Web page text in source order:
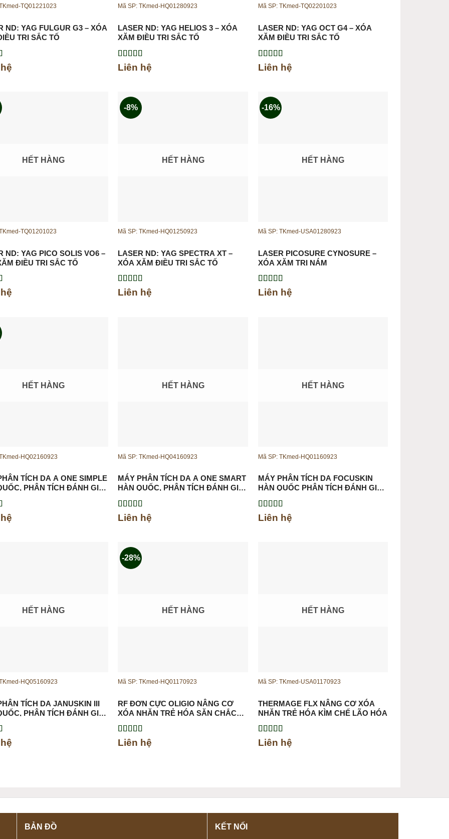
TQ01221023
ND: YAG FULGUR G3 – XÓA
TRỊ SẮC TỐ
5
Mã SP: TKmed-HQ01280923
LASER ND: YAG HELIOS 3 – XÓA
XĂM ĐIỀU TRỊ SẮC TỐ
Được xếp
hạng5.005
Liên hệ
Mã SP: TKmed-TQ02201023
LASER ND: YAG OCT G4 – XÓA
XĂM ĐIỀU TRỊ SẮC TỐ
Được xếp
hạng5.005
Liên hệ
HẾT HÀNG
TQ01201023
ND: YAG PICO SOLIS VO6 –
ĐIỀU TRỊ SẮC TỐ
5
-8%
HẾT HÀNG
Mã SP: TKmed-HQ01250923
LASER ND: YAG SPECTRA XT –
XÓA XĂM ĐIỀU TRỊ SẮC TỐ
Được xếp
hạng5.005
Liên hệ
-16%
HẾT HÀNG
Mã SP: TKmed-USA01280923
LASER PICOSURE CYNOSURE –
XÓA XĂM TRỊ NÁM
Được xếp
hạng5.005
Liên hệ
HẾT HÀNG
HQ02160923
TÍCH DA A ONE SIMPLE
PHÂN TÍCH ĐÁNH GIÁ
5
HẾT HÀNG
Mã SP: TKmed-HQ04160923
MÁY PHÂN TÍCH DA A ONE SMART
HÀN QUỐC, PHÂN TÍCH ĐÁNH GIÁ
Được xếp
hạng5.005
Liên hệ
HẾT HÀNG
Mã SP: TKmed-HQ01160923
MÁY PHÂN TÍCH DA FOCUSKIN
HÀN QUỐC PHÂN TÍCH ĐÁNH GIÁ
Được xếp
hạng5.005
Liên hệ
HẾT HÀNG
HQ05160923
TÍCH DA JANUSKIN III
PHÂN TÍCH ĐÁNH GIÁ
5
-28%
HẾT HÀNG
Mã SP: TKmed-HQ01170923
RF ĐƠN CỰC OLIGIO NÂNG CƠ
XÓA NHĂN TRẺ HÓA SĂN CHẮC
Được xếp
hạng5.005
Liên hệ
HẾT HÀNG
Mã SP: TKmed-USA01170923
THERMAGE FLX NÂNG CƠ XÓA
NHĂN TRẺ HÓA KÌM CHẾ LÃO HÓA
Được xếp
hạng5.005
Liên hệ
BẢN ĐỒ KẾT NỐI